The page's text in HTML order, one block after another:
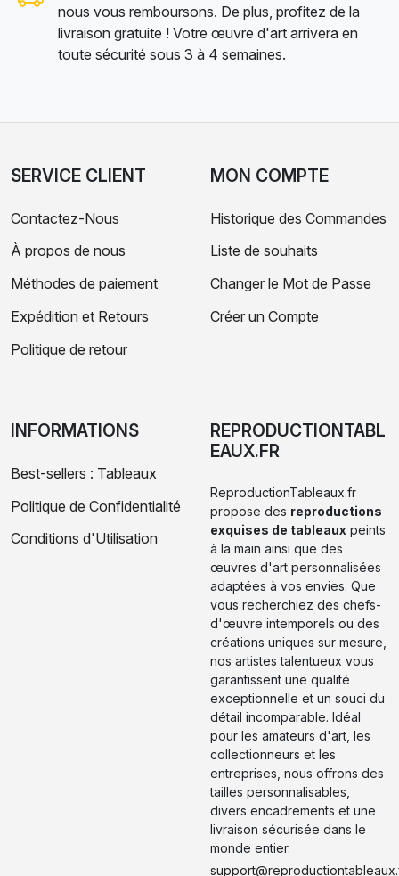
nous vous remboursons. De plus, profitez de la
livraison gratuite ! Votre œuvre d'art arrivera en
toute sécurité sous 3 à 4 semaines.
SERVICE CLIENT
Contactez-Nous
À propos de nous
Méthodes de paiement
Expédition et Retours
Politique de retour
MON COMPTE
Historique des Commandes
Liste de souhaits
Changer le Mot de Passe
Créer un Compte
INFORMATIONS
Best-sellers : Tableaux
Politique de Confidentialité
Conditions d'Utilisation
REPRODUCTIONTABL
EAUX.FR
ReproductionTableaux.fr
propose des reproductions
exquises de tableaux peints
à la main ainsi que des
œuvres d'art personnalisées
adaptées à vos envies. Que
vous recherchiez des chefs-
d'œuvre intemporels ou des
créations uniques sur mesure,
nos artistes talentueux vous
garantissent une qualité
exceptionnelle et un souci du
détail incomparable. Idéal
pour les amateurs d'art, les
collectionneurs et les
entreprises, nous offrons des
tailles personnalisables,
divers encadrements et une
livraison sécurisée dans le
monde entier.